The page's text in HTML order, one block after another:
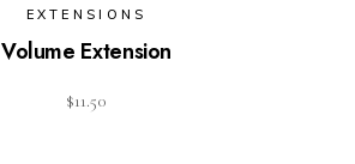
EXTENSIONS
Volume Extension
$11.50